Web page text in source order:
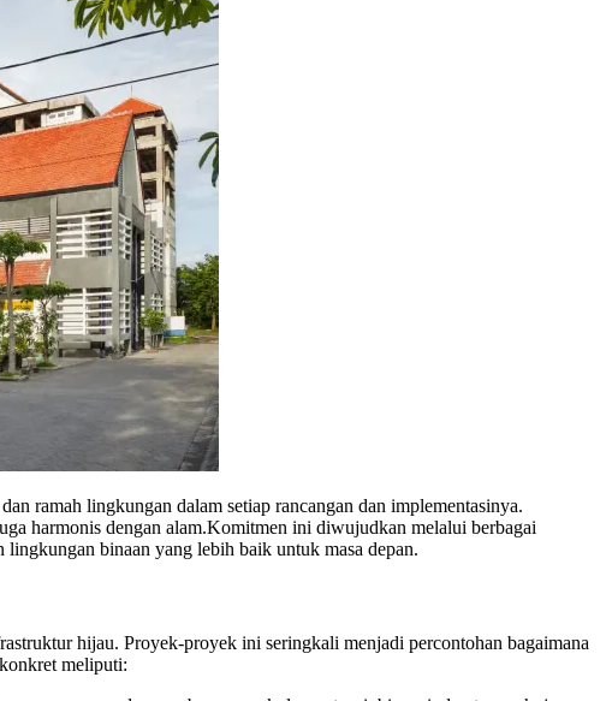
ramah lingkungan dalam setiap rancangan dan implementasinya.
harmonis dengan alam.Komitmen ini diwujudkan melalui berbagai
binaan yang lebih baik untuk masa depan.
hijau. Proyek-proyek ini seringkali menjadi percontohan bagaimana
meliputi: